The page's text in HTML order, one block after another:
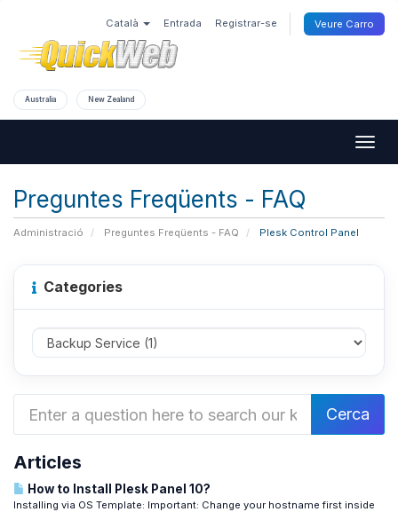
Català Entrada Registrar-se Veure Carro
Australia New Zealand
Preguntes Freqüents - FAQ
Administració Preguntes Freqüents - FAQ Plesk Control Panel
Categories
Articles
How to Install Plesk Panel 10?
Installing via OS Template: Important: Change your hostname first inside